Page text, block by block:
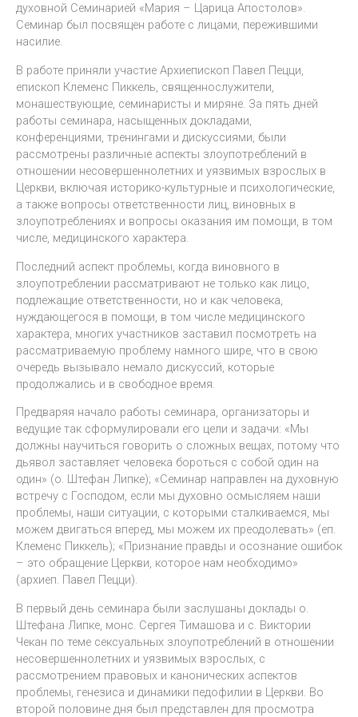
духовной Семинарией «Мария – Царица Апостолов».
Семинар был посвящен работе с лицами, пережившими
насилие.
В работе приняли участие Архиепископ Павел Пецци,
епископ Клеменс Пиккель, священнослужители,
монашествующие, семинаристы и миряне. За пять дней
работы семинара, насыщенных докладами,
конференциями, тренингами и дискуссиями, были
рассмотрены различные аспекты злоупотреблений в
отношении несовершеннолетних и уязвимых взрослых в
Церкви, включая историко-культурные и психологические,
а также вопросы ответственности лиц, виновных в
злоупотреблениях и вопросы оказания им помощи, в том
числе, медицинского характера.
Последний аспект проблемы, когда виновного в
злоупотреблении рассматривают не только как лицо,
подлежащие ответственности, но и как человека,
нуждающегося в помощи, в том числе медицинского
характера, многих участников заставил посмотреть на
рассматриваемую проблему намного шире, что в свою
очередь вызывало немало дискуссий, которые
продолжались и в свободное время.
Предваряя начало работы семинара, организаторы и
ведущие так сформулировали его цели и задачи: «Мы
должны научиться говорить о сложных вещах, потому что
дьявол заставляет человека бороться с собой один на
один» (о. Штефан Липке); «Семинар направлен на духовную
встречу с Господом, если мы духовно осмысляем наши
проблемы, наши ситуации, с которыми сталкиваемся, мы
можем двигаться вперед, мы можем их преодолевать» (еп.
Клеменс Пиккель); «Признание правды и осознание ошибок
– это обращение Церкви, которое нам необходимо»
(архиеп. Павел Пецци).
В первый день семинара были заслушаны доклады о.
Штефана Липке, монс. Сергея Тимашова и с. Виктории
Чекан по теме сексуальных злоупотреблений в отношении
несовершеннолетних и уязвимых взрослых, с
рассмотрением правовых и канонических аспектов
проблемы, генезиса и динамики педофилии в Церкви. Во
второй половине дня был представлен для просмотра